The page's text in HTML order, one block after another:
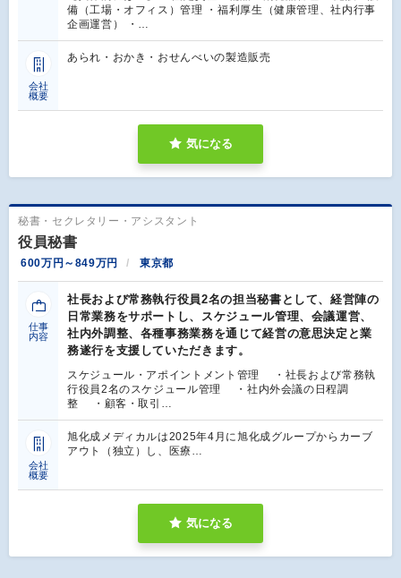
備（工場・オフィス）管理 ・福利厚生（健康管理、社内行事
企画運営） ・…
会社
概要
あられ・おかき・おせんべいの製造販売
気になる
秘書・セクレタリー・アシスタント
役員秘書
600万円～849万円 東京都
仕事
内容
社長および常務執行役員2名の担当秘書として、経営陣の
日常業務をサポートし、スケジュール管理、会議運営、
社内外調整、各種事務業務を通じて経営の意思決定と業
務遂行を支援していただきます。
スケジュール・アポイントメント管理 ・社長および常務執
行役員2名のスケジュール管理 ・社内外会議の日程調
整 ・顧客・取引…
会社
概要
旭化成メディカルは2025年4月に旭化成グループからカーブ
アウト（独立）し、医療…
気になる